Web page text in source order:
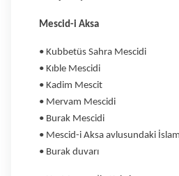
Mescid-i Aksa
• Kubbetüs Sahra Mescidi
• Kıble Mescidi
• Kadim Mescit
• Mervam Mescidi
• Burak Mescidi
• Mescid-i Aksa avlusundaki
• Burak duvarı